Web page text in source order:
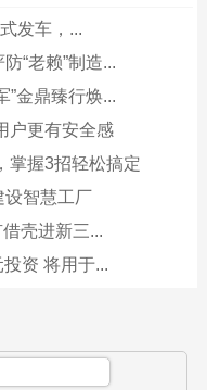
发车，...
“老赖”制造...
”金鼎臻行焕...
户更有安全感
掌握3招轻松搞定
设智慧工厂
壳进新三...
资 将用于...